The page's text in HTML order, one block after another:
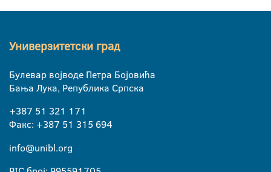
Универзитетски град
Булевар војводе Петра Бојовића
Бања Лука, Република Српска
+387 51 321 171
Факс: +387 51 315 694
info@unibl.org